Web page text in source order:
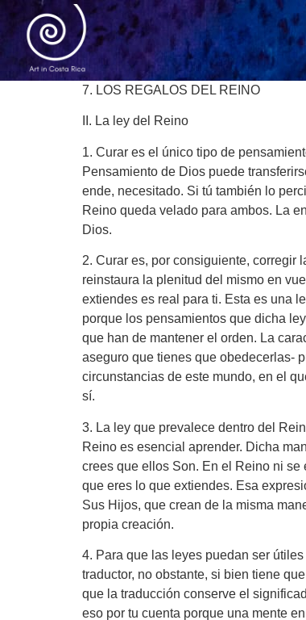
7. LOS REGALOS DEL REINO
II. La ley del Reino
1. Curar es el único tipo de
Pensamiento de Dios puede
ende, necesitado. Si tú también lo
Reino queda velado para ambos. La
Dios.
2. Curar es, por consiguiente, corregir
reinstaura la plenitud del mismo en
extiendes es real para ti. Esta es una
porque los pensamientos que dicha
que han de mantener el orden. La
aseguro que tienes que obedecerlas-
circunstancias de este mundo, en el
sí.
3. La ley que prevalece dentro del
Reino es esencial aprender. Dicha
crees que ellos Son. En el Reino ni se
que eres lo que extiendes. Esa
Sus Hijos, que crean de la misma
propia creación.
4. Para que las leyes puedan ser
traductor, no obstante, si bien tiene
que la traducción conserve el
eso por tu cuenta porque una mente